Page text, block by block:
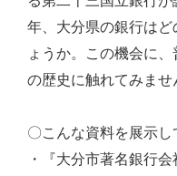
年、大分県の銀行は
ょうか。この機会に
の歴史に触れてみませ
〇こんな資料を展示し
・『大分市著名銀行